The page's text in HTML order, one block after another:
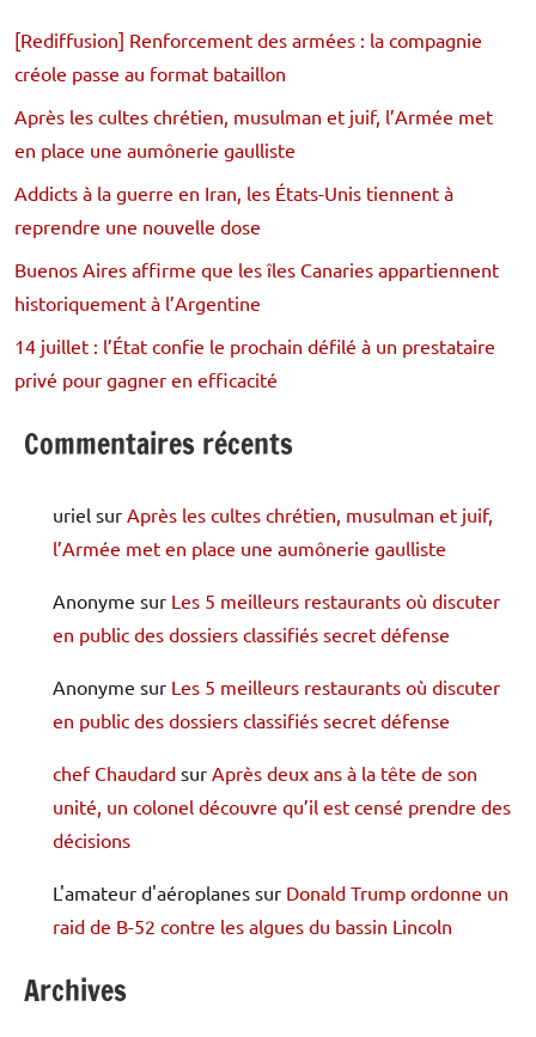
[Rediffusion] Renforcement des armées : la compagnie
créole passe au format bataillon
Après les cultes chrétien, musulman et juif, l’Armée met
en place une aumônerie gaulliste
Addicts à la guerre en Iran, les États-Unis tiennent à
reprendre une nouvelle dose
Buenos Aires affirme que les îles Canaries appartiennent
historiquement à l’Argentine
14 juillet : l’État confie le prochain défilé à un prestataire
privé pour gagner en efficacité
Commentaires récents
uriel sur Après les cultes chrétien, musulman et juif,
l’Armée met en place une aumônerie gaulliste
Anonyme sur Les 5 meilleurs restaurants où discuter
en public des dossiers classifiés secret défense
Anonyme sur Les 5 meilleurs restaurants où discuter
en public des dossiers classifiés secret défense
chef Chaudard sur Après deux ans à la tête de son
unité, un colonel découvre qu’il est censé prendre des
décisions
L'amateur d'aéroplanes sur Donald Trump ordonne un
raid de B-52 contre les algues du bassin Lincoln
Archives